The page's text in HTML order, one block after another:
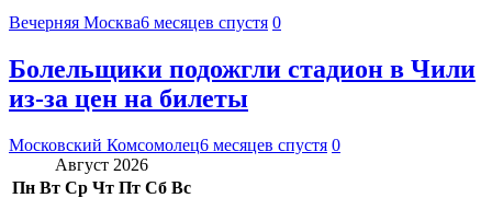
Вечерняя Москва6 месяцев спустя 0
Болельщики подожгли стадион в Чили
из-за цен на билеты
Московский Комсомолец6 месяцев спустя 0
Август 2026
Пн Вт Ср Чт Пт Сб Вс